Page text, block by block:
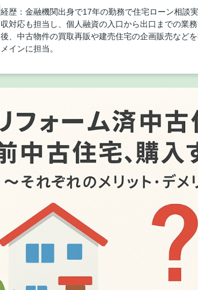
経歴：金融機関出身で17年の勤務で住宅ローン相談
収対応も担当し、個人融資の入口から出口までの業
後、中古物件の買取再販や建売住宅の企画販売など
メインに担当。